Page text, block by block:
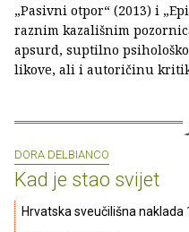
„Pasivni otpor“ (2013) i
raznim kazališnim
apsurd, suptilno
likove, ali i autoričinu
DORA DELBIANCO
Kad je stao svijet
Hrvatska sveučilišna naklada